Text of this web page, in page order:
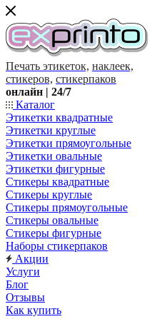
Печать этикеток, наклеек,
стикеров, стикерпаков
онлайн | 24/7
Каталог
Этикетки квадратные
Этикетки круглые
Этикетки прямоугольные
Этикетки овальные
Этикетки фигурные
Стикеры квадратные
Стикеры круглые
Стикеры прямоугольные
Стикеры овальные
Стикеры фигурные
Наборы стикерпаков
Акции
Услуги
Блог
Отзывы
Как купить